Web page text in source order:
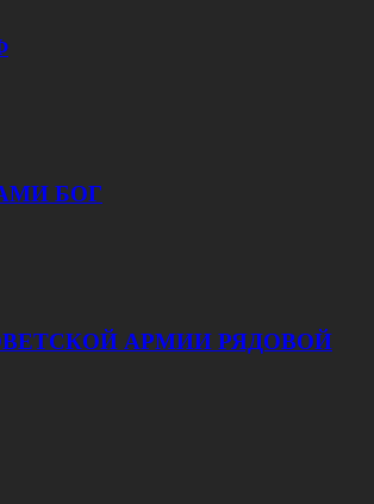
БОГ
АРМИИ РЯДОВОЙ